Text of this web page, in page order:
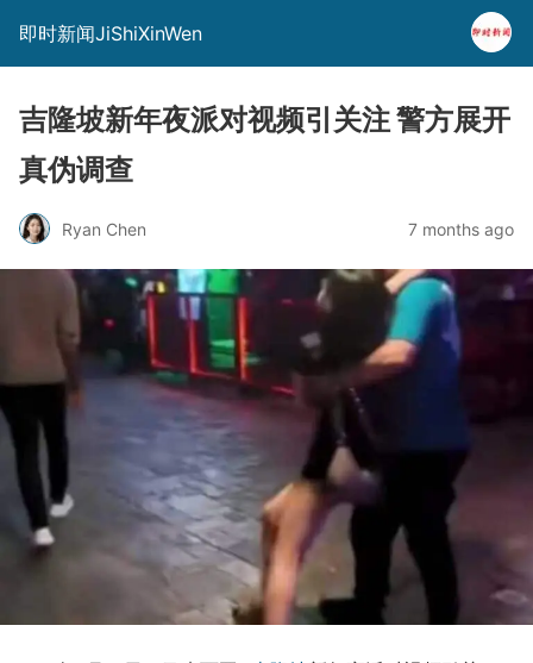
即时新闻JiShiXinWen
吉隆坡新年夜派对视频引关注 警方展开
真伪调查
Ryan Chen 7 months ago